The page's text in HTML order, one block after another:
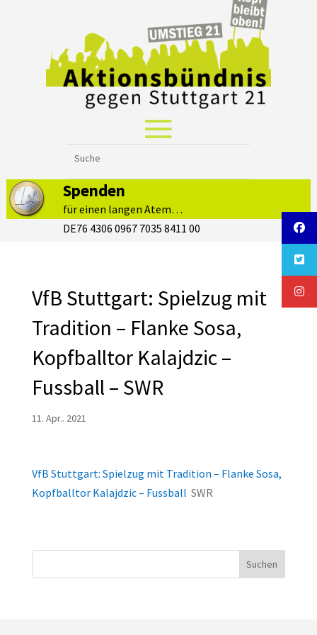
Spenden
für einen langen Atem…
DE76 4306 0967 7035 8411 00
VfB Stuttgart: Spielzug mit
Tradition – Flanke Sosa,
Kopfballtor Kalajdzic –
Fussball – SWR
11. Apr.. 2021
VfB Stuttgart: Spielzug mit Tradition – Flanke Sosa,
Kopfballtor Kalajdzic – Fussball SWR
Suchen